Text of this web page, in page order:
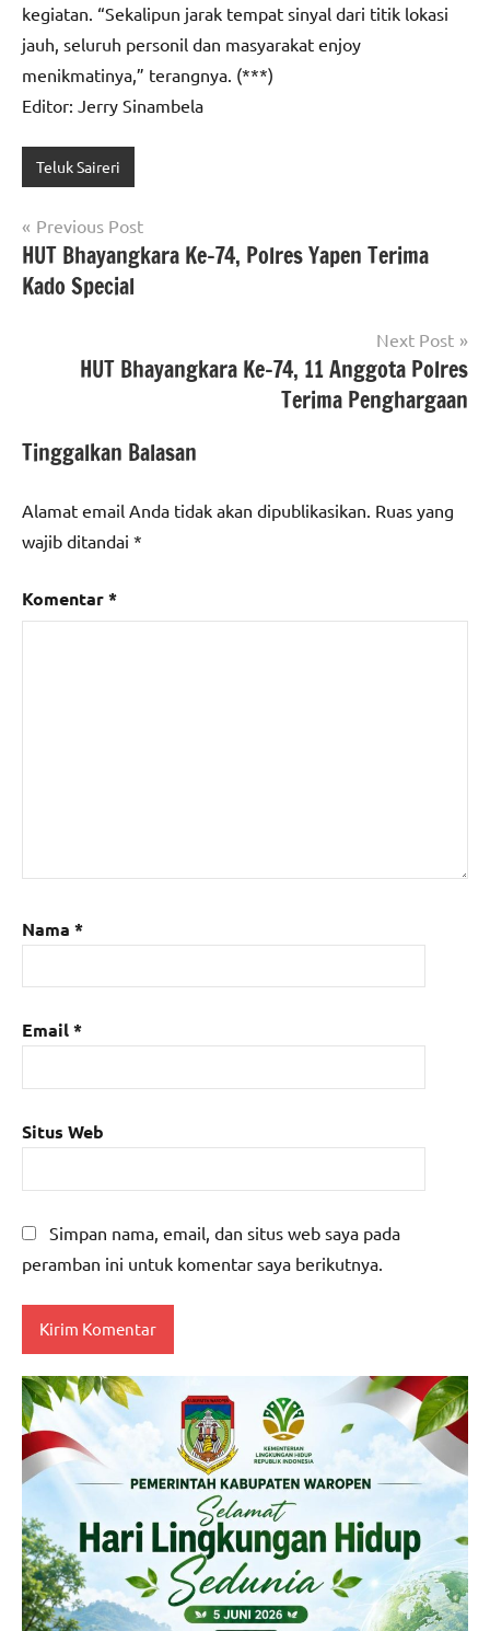
kegiatan. “Sekalipun jarak tempat sinyal dari titik lokasi
jauh, seluruh personil dan masyarakat enjoy
menikmatinya,” terangnya. (***)
Editor: Jerry Sinambela
Teluk Saireri
Navigasi
pos
Previous Post
HUT Bhayangkara Ke-74, Polres Yapen Terima
Kado Special
Next Post
HUT Bhayangkara Ke-74, 11 Anggota Polres
Terima Penghargaan
Tinggalkan Balasan
Alamat email Anda tidak akan dipublikasikan. Ruas yang
wajib ditandai *
Komentar*
Nama *
Email*
Situs Web
Simpan nama, email, dan situs web saya pada
peramban ini untuk komentar saya berikutnya.